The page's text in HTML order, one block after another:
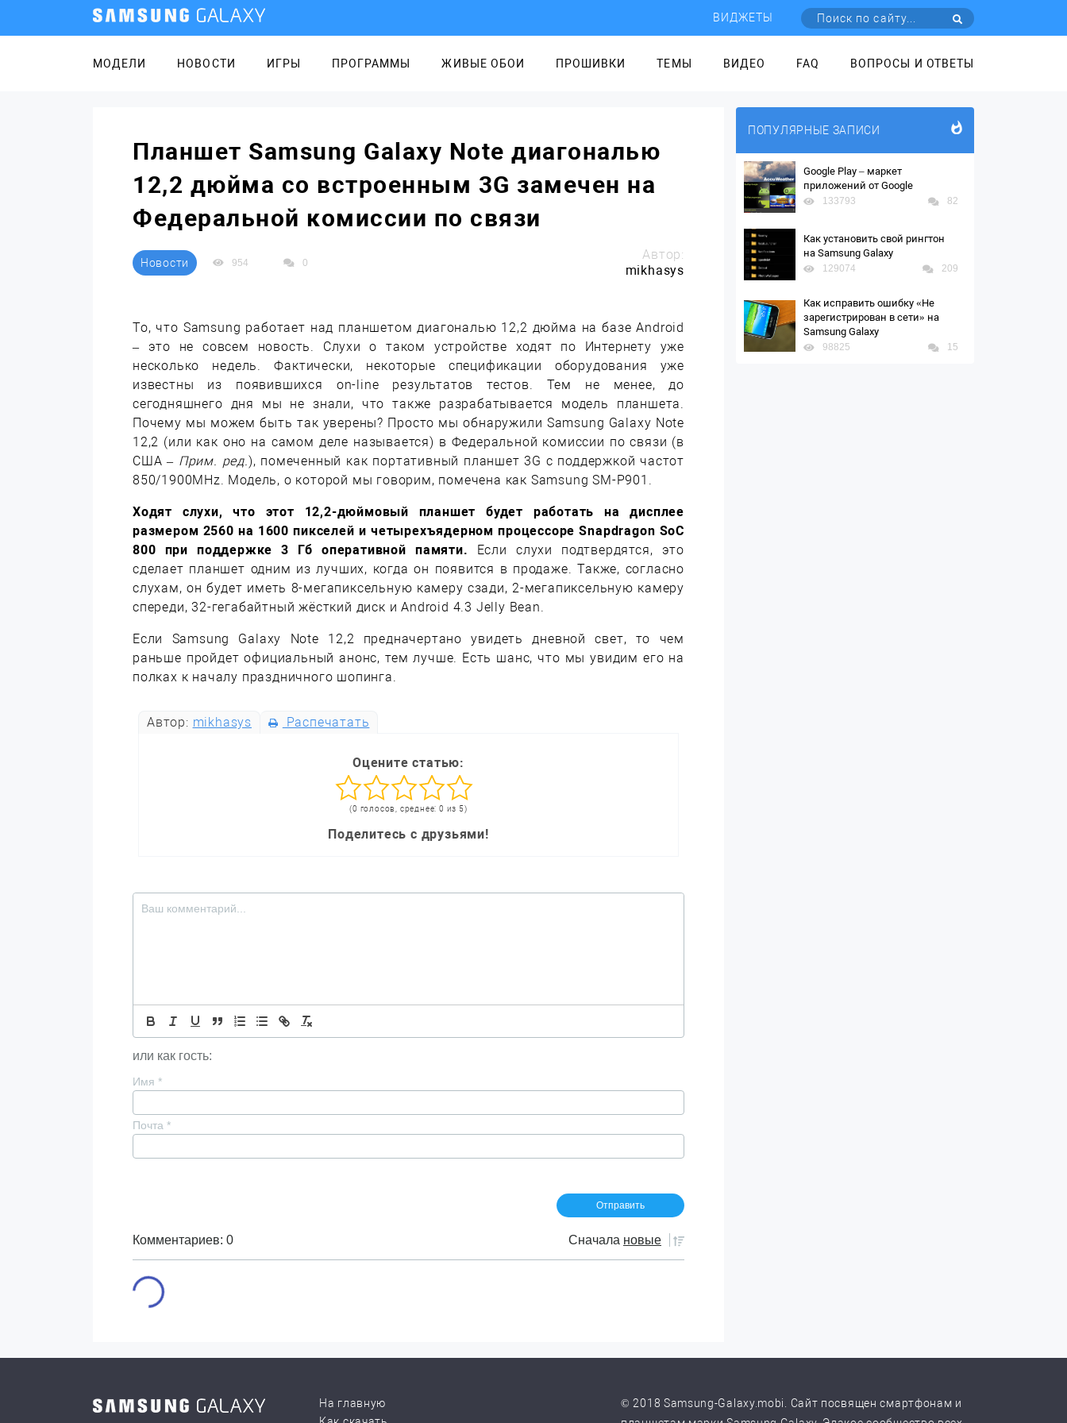
ВИДЖЕТЫ
МОДЕЛИ НОВОСТИ ИГРЫ ПРОГРАММЫ ЖИВЫЕ ОБОИ ПРОШИВКИ ТЕМЫ ВИДЕО FAQ ВОПРОСЫ И ОТВЕТЫ
Планшет Samsung Galaxy Note диагональю
12,2 дюйма со встроенным 3G замечен на
Федеральной комиссии по связи
Новости 954 0
Автор:
mikhasys
То, что Samsung работает над планшетом диагональю 12,2 дюйма на базе Android
– это не совсем новость. Слухи о таком устройстве ходят по Интернету уже
несколько недель.
Фактически, некоторые спецификации оборудования уже
известны из появившихся on-line результатов тестов. Тем не менее, до
сегодняшнего дня мы не знали, что также разрабатывается модель планшета.
Почему мы можем быть так уверены? Просто мы обнаружили Samsung Galaxy Note
12,2 (или как оно на самом деле называется) в Федеральной комиссии по связи (в
США – Прим. ред.), помеченный как портативный планшет 3G с поддержкой частот
850/1900MHz. Модель, о которой мы говорим, помечена как Samsung SM-P901.
Ходят слухи, что этот 12,2-дюймовый планшет будет работать на дисплее
размером 2560 на 1600 пикселей и четырехъядерном процессоре Snapdragon SoC
800 при поддержке 3 Гб оперативной памяти. Если слухи подтвердятся, это
сделает планшет одним из лучших, когда он появится в продаже. Также, согласно
слухам, он будет иметь 8-мегапиксельную камеру сзади, 2-мегапиксельную камеру
спереди, 32-гегабайтный жёсткий диск и Android 4.3 Jelly Bean.
Если Samsung Galaxy Note 12,2 предначертано увидеть дневной свет, то чем
раньше пройдет официальный анонс, тем лучше. Есть шанс, что мы увидим его на
полках к началу праздничного шопинга.
Автор: mikhasys Распечатать
Оцените статью:
(0 голосов, среднее: 0 из 5)
Поделитесь с друзьями!
или как гость:
Имя *
Почта *
Комментариев: 0 Сначала новые
ПОПУЛЯРНЫЕ ЗАПИСИ
Google Play – маркет
приложений от Google
133793 82
Как установить свой рингтон
на Samsung Galaxy
129074 209
Как исправить ошибку «Не
зарегистрирован в сети» на
Samsung Galaxy
98825 15
На главную
© 2018 Samsung-Galaxy.mobi. Сайт посвящен смартфонам и